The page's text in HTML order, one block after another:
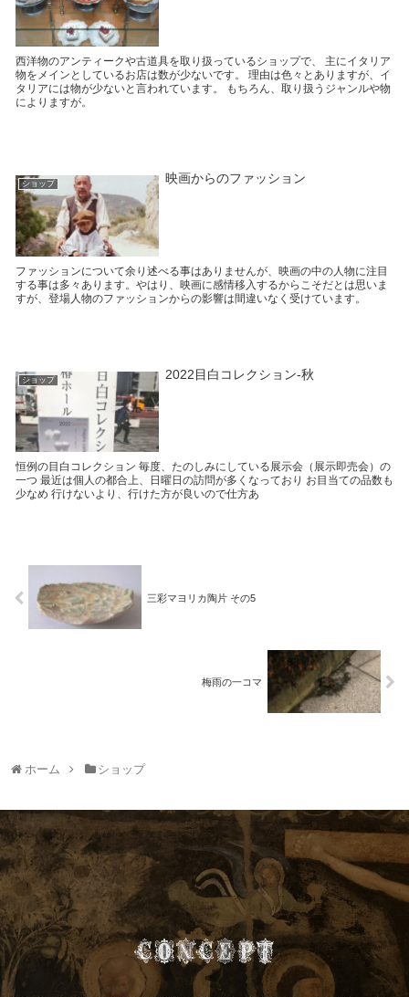
西洋物のアンティークや古道具を取り扱っているショップで、 主にイタリア
物をメインとしているお店は数が少ないです。 理由は色々とありますが、イ
タリアには物が少ないと言われています。 もちろん、取り扱うジャンルや物
によりますが。
ショップ 映画からのファッション
ファッションについて余り述べる事はありませんが、映画の中の人物に注目
する事は多々あります。やはり、映画に感情移入するからこそだとは思いま
すが、登場人物のファッションからの影響は間違いなく受けています。
ショップ 2022目白コレクション-秋
恒例の目白コレクション 毎度、たのしみにしている展示会（展示即売会）の
一つ 最近は個人の都合上、日曜日の訪問が多くなっており お目当ての品数も
少なめ 行けないより、行けた方が良いので仕方あ
三彩マヨリカ陶片 その5
梅雨の一コマ
ホーム ショップ